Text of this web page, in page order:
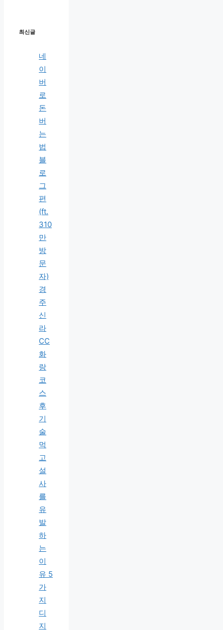
최신글
네
이
버
로
돈
버
는
법
블
로
그
편
(ft.
310
만
방
문
자)
경
주
신
라
CC
화
랑
코
스
후
기
술
먹
고
설
사
를
유
발
하
는
이
유 5
가
지
디
지